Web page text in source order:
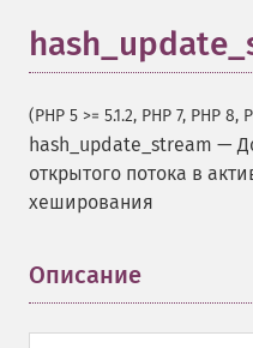
(PHP 5 >= 5.1.2, PHP 7, PHP 8,
hash_update_stream —
открытого потока в
хеширования
Описание